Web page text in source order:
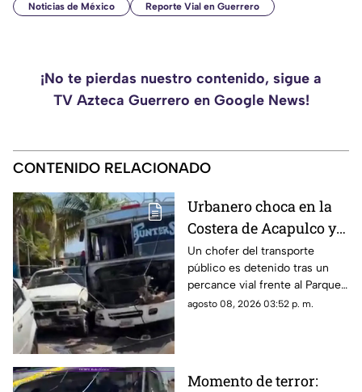
Noticias de México
Reporte Vial en Guerrero
¡No te pierdas nuestro contenido, sigue a
TV Azteca Guerrero en Google News!
CONTENIDO RELACIONADO
Urbanero choca en la
Costera de Acapulco y
ocasiona severos
daños
Un chofer del transporte
público es detenido tras un
percance vial frente al Parque
de la Reina.
agosto 08, 2026 03:52 p. m.
Momento de terror: